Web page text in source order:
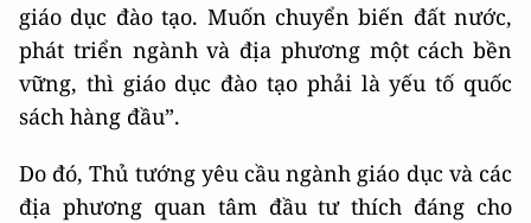
giáo dục đào tạo. Muốn chuyển biến đất nước,
phát triển ngành và địa phương một cách bền
vững, thì giáo dục đào tạo phải là yếu tố quốc
sách hàng đầu”.
Do đó, Thủ tướng yêu cầu ngành giáo dục và các
địa phương quan tâm đầu tư thích đáng cho